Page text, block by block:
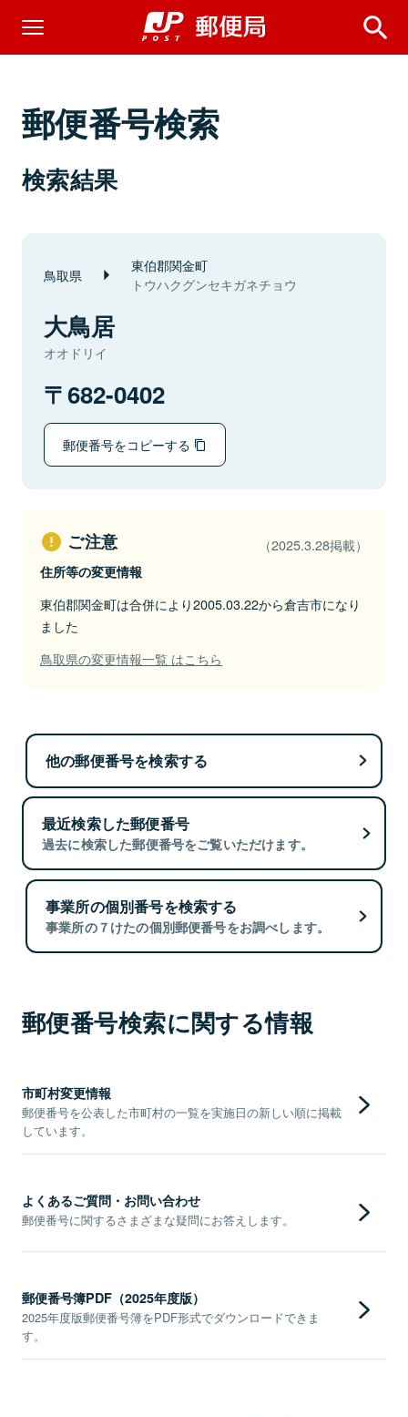
郵便番号検索
検索結果
鳥取県 東伯郡関金町
トウハクグンセキガネチョウ
大鳥居
オオドリイ
682-0402
郵便番号をコピーする
ご注意 （2025.3.28掲載）
住所等の変更情報
東伯郡関金町は合併により2005.03.22から倉吉市になり
ました
鳥取県の変更情報一覧 はこちら
他の郵便番号を検索する
最近検索した郵便番号
過去に検索した郵便番号をご覧いただけます。
事業所の個別番号を検索する
事業所の７けたの個別郵便番号をお調べします。
郵便番号検索に関する情報
市町村変更情報
郵便番号を公表した市町村の一覧を実施日の新しい順に掲載
しています。
よくあるご質問・お問い合わせ
郵便番号に関するさまざまな疑問にお答えします。
郵便番号簿PDF（2025年度版）
2025年度版郵便番号簿をPDF形式でダウンロードできま
す。